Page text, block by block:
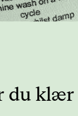
du klær